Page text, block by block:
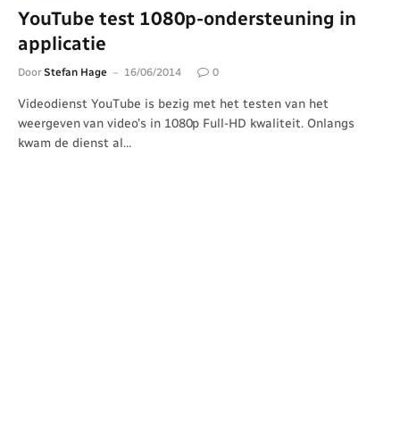
YouTube test 1080p-ondersteuning in
applicatie
Door Stefan Hage 16/06/2014 0
Videodienst YouTube is bezig met het testen van het
weergeven van video’s in 1080p Full-HD kwaliteit. Onlangs
kwam de dienst al…